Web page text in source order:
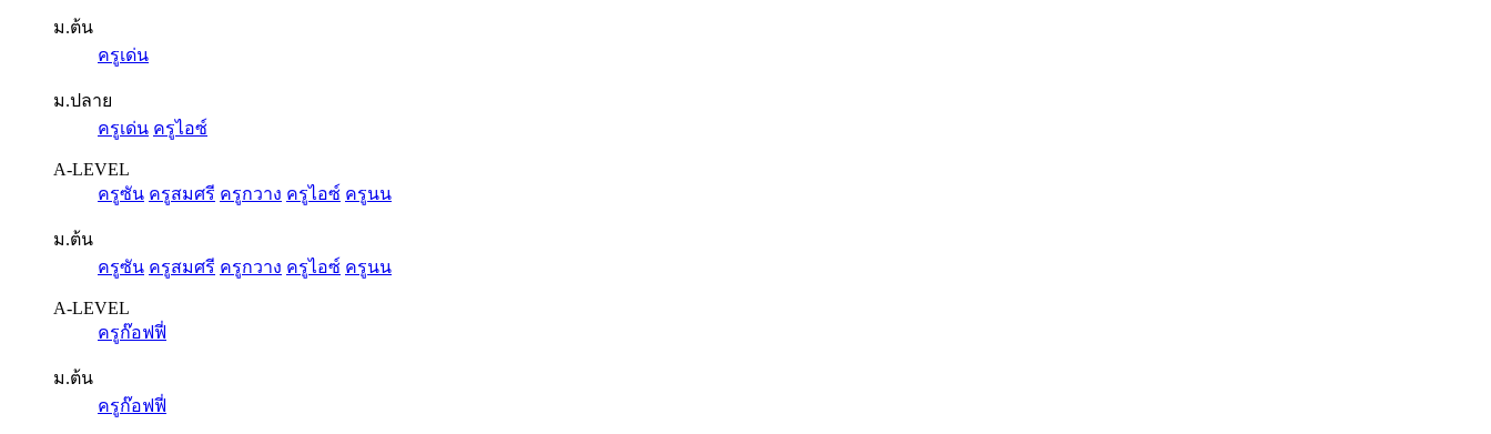
ม.ต้น
ครูเด่น
ม.ปลาย
ครูเด่น ครูไอซ์
A-LEVEL
ครูซัน ครูสมศรี ครูกวาง ครูไอซ์ ครูนน
ม.ต้น
ครูซัน ครูสมศรี ครูกวาง ครูไอซ์ ครูนน
A-LEVEL
ครูก๊อฟฟี่
ม.ต้น
ครูก๊อฟฟี่